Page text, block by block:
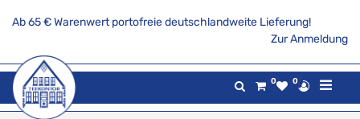
Ab 65 € Warenwert portofreie deutschlandweite Lieferung!
Zur Anmeldung
0 0